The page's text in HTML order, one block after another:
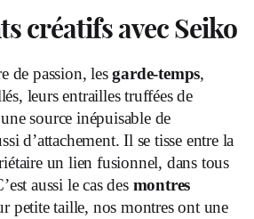
créatifs avec Seiko
de passion, lesgarde-temps,
leurs entrailles truffées de
source inépuisable de
d’attachement. Il se tisse entre la
un lien fusionnel, dans tous
aussi le cas des montres
petite taille, nos montres ont une